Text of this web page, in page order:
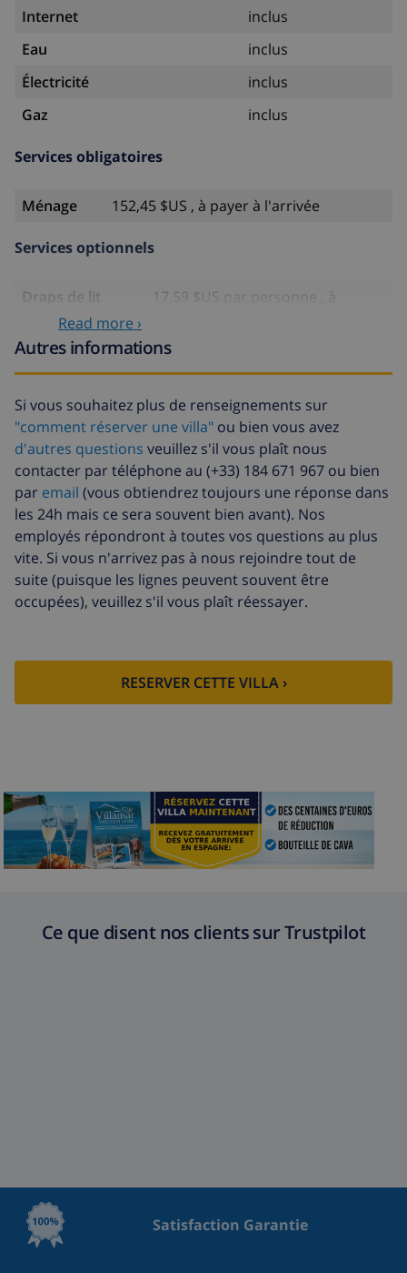
Internet
inclus
Eau
inclus
Électricité
inclus
Gaz
inclus
Services obligatoires
Ménage 152,45 $US , à payer à l'arrivée
Services optionnels
Draps de lit
17,59 $US par personne , à
Serviettes
8,80 $US par personne , à payer à
Lit bébé
4,19 $US par jour
Draps
supplémentaires
17,59 $US par personne , à
payer à l'arrivée
Serviettes
supplémentaires
8,80 $US par personne , à payer à
l'arrivée
Départ tardif
113,75 $US
Nettoyage
supplémentaire
basée sur consommation
énergétique (52,77 $US/HOUR)
Fonds
4.80% du montant total
Read more ›
Autres informations
Si vous souhaitez plus de renseignements sur
"comment réserver une villa" ou bien vous avez
d'autres questions veuillez s'il vous plaît nous
contacter par téléphone au (+33) 184 671 967 ou bien
par email (vous obtiendrez toujours une réponse dans
les 24h mais ce sera souvent bien avant). Nos
employés répondront à toutes vos questions au plus
vite. Si vous n'arrivez pas à nous rejoindre tout de
suite (puisque les lignes peuvent souvent être
occupées), veuillez s'il vous plaît réessayer.
RESERVER CETTE VILLA ›
Ce que disent nos clients sur Trustpilot
Satisfaction Garantie